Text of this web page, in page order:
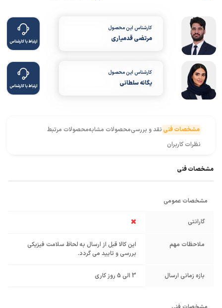
کارشناس این محصول
مرتضی قدمیاری ارتباط با کارشناس
کارشناس این محصول
یگانه سلطانی ارتباط با کارشناس
مشخصات فنی نقد و بررسیمحصولات مشابهمحصولات مرتبط
نظرات کاربران
مشخصات فنی
مشخصات عمومی
گارانتی
ملاحظات مهم
این کالا قبل از ارسال به لحاظ سلامت فیزیکی
بررسی و تایید می گردد.
بازه زمانی ارسال 3 الی 5 روز کاری